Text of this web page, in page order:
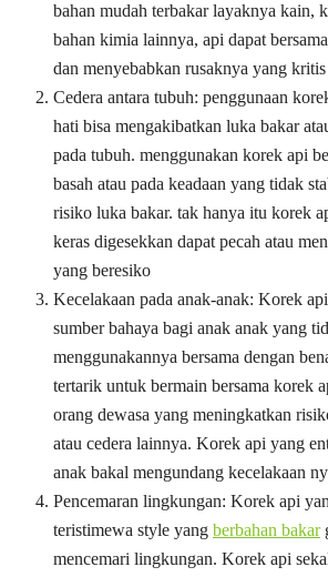
bahan mudah terbakar layaknya kain,
bahan kimia lainnya, api dapat
dan menyebabkan rusaknya yang kritis
Cedera antara tubuh: penggunaan
hati bisa mengakibatkan luka bakar
pada tubuh. menggunakan korek api
basah atau pada keadaan yang tidak
risiko luka bakar. tak hanya itu korek
keras digesekkan dapat pecah atau
yang beresiko
Kecelakaan pada anak-anak: Korek
sumber bahaya bagi anak anak yang
menggunakannya bersama dengan
tertarik untuk bermain bersama korek
orang dewasa yang meningkatkan
atau cedera lainnya. Korek api yang
anak bakal mengundang kecelakaan
Pencemaran lingkungan: Korek api
teristimewa style yang berbahan bakar
mencemari lingkungan. Korek api